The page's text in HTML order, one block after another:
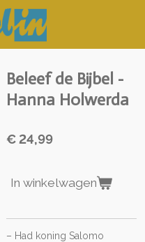
Beleef de Bijbel -
Hanna Holwerda
€ 24,99
In winkelwagen
– Had koning Salomo